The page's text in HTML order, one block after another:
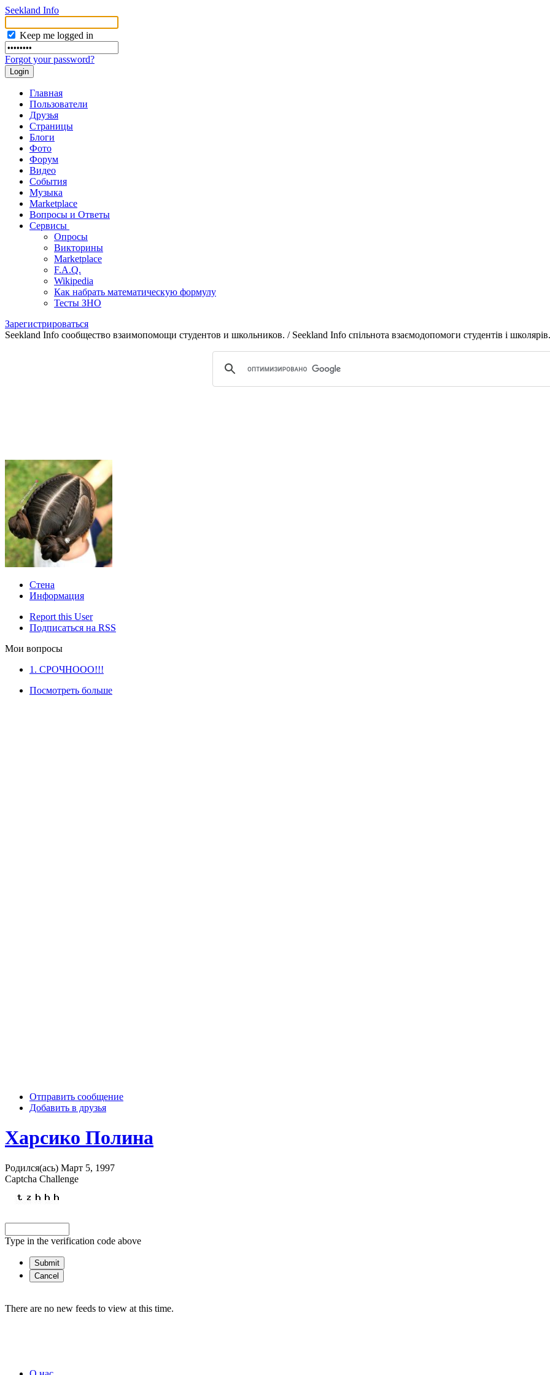
Seekland Info
Keep me logged in
Forgot your password?
Главная
Пользователи
Друзья
Страницы
Блоги
Фото
Форум
Видео
События
Музыка
Marketplace
Вопросы и Ответы
Сервисы
Опросы
Викторины
Marketplace
F.A.Q.
Wikipedia
Как набрать математическую формулу
Тесты ЗНО
Зарегистрироваться
Seekland Info сообщество взаимопомощи студентов и школьников. / Seekland Info спільнота взаємодопомоги студентів і школярів.
Стена
Информация
Report this User
Подписаться на RSS
Мои вопросы
1. СРОЧНООО!!!
Посмотреть больше
Отправить сообщение
Добавить в друзья
Харсико Полина
Родился(ась) Март 5, 1997
Captcha Challenge
Type in the verification code above
There are no new feeds to view at this time.